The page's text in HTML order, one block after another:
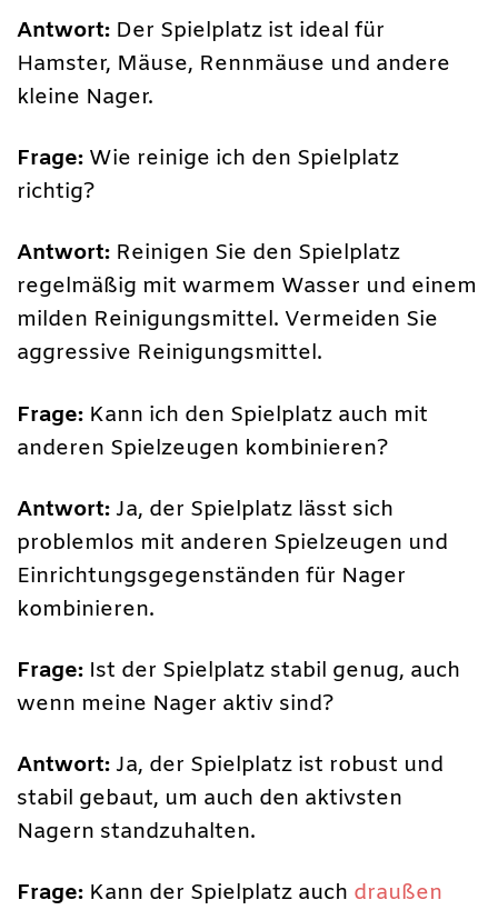
Antwort: Der Spielplatz ist ideal für
Hamster, Mäuse, Rennmäuse und andere
kleine Nager.
Frage: Wie reinige ich den Spielplatz
richtig?
Antwort: Reinigen Sie den Spielplatz
regelmäßig mit warmem Wasser und einem
milden Reinigungsmittel. Vermeiden Sie
aggressive Reinigungsmittel.
Frage: Kann ich den Spielplatz auch mit
anderen Spielzeugen kombinieren?
Antwort:Ja, der Spielplatz lässt sich
problemlos mit anderen Spielzeugen und
Einrichtungsgegenständen für Nager
kombinieren.
Frage: Ist der Spielplatz stabil genug, auch
wenn meine Nager aktiv sind?
Antwort:Ja, der Spielplatz ist robust und
stabil gebaut, um auch den aktivsten
Nagern standzuhalten.
Frage: Kann der Spielplatz auch draußen